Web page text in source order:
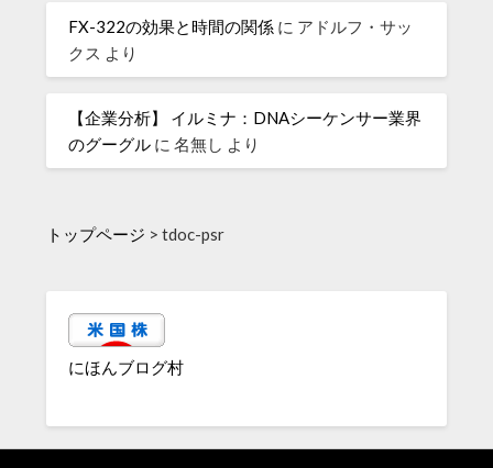
FX-322の効果と時間の関係 に アドルフ・サッ
クス より
【企業分析】 イルミナ：DNAシーケンサー業界
のグーグル に名無し より
トップページ >tdoc-psr
にほんブログ村